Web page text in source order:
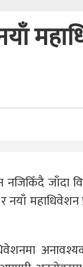
जाँदा
महाधिवेशन